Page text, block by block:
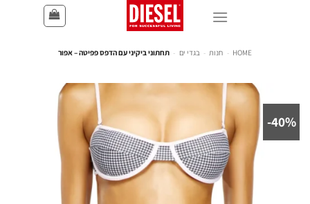
HOME
- חנות - בגדי ים - תחתוני ביקיני עם הדפס פפיטה – אפור
40%-